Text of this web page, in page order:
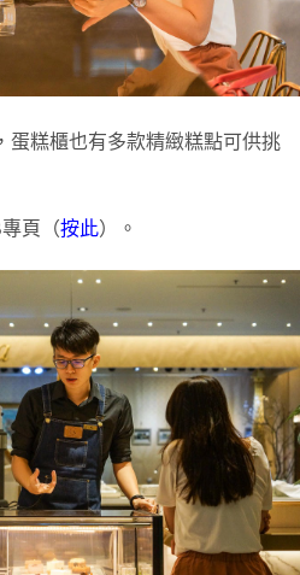
蛋糕櫃也有多款精緻糕點可供挑
頁（按此）。